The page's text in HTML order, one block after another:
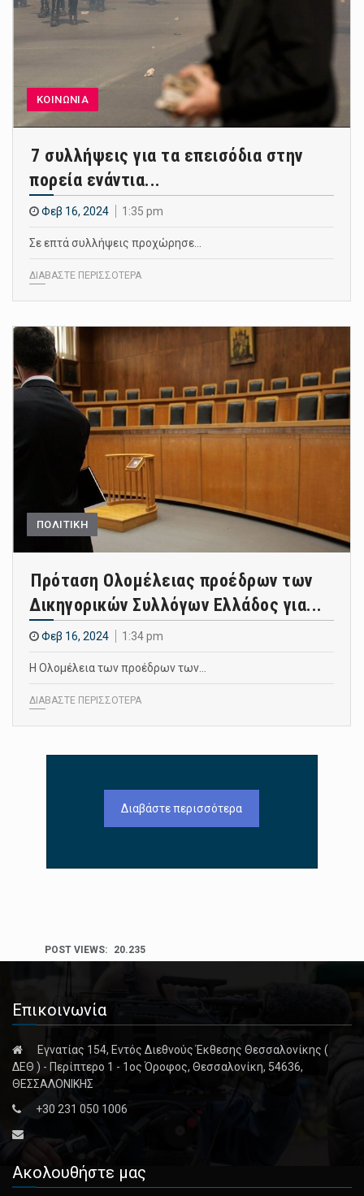
ΚΟΙΝΩΝΙΑ
7 συλλήψεις για τα επεισόδια στην
πορεία ενάντια...
Φεβ 16, 2024 1:35 pm
Σε επτά συλλήψεις προχώρησε…
ΔΙΑΒΑΣΤΕ ΠΕΡΙΣΣΟΤΕΡΑ
ΠΟΛΙΤΙΚΗ
Πρόταση Ολομέλειας προέδρων των
Δικηγορικών Συλλόγων Ελλάδος για...
Φεβ 16, 2024 1:34 pm
Η Ολομέλεια των προέδρων των…
ΔΙΑΒΑΣΤΕ ΠΕΡΙΣΣΟΤΕΡΑ
Διαβάστε περισσότερα
POST VIEWS: 20.235
Επικοινωνία
Εγνατίας 154, Εντός Διεθνούς Έκθεσης Θεσσαλονίκης (
ΔΕΘ ) - Περίπτερο 1 - 1ος Όροφος, Θεσσαλονίκη, 54636,
ΘΕΣΣΑΛΟΝΙΚΗΣ
+30 231 050 1006
Ακολουθήστε μας